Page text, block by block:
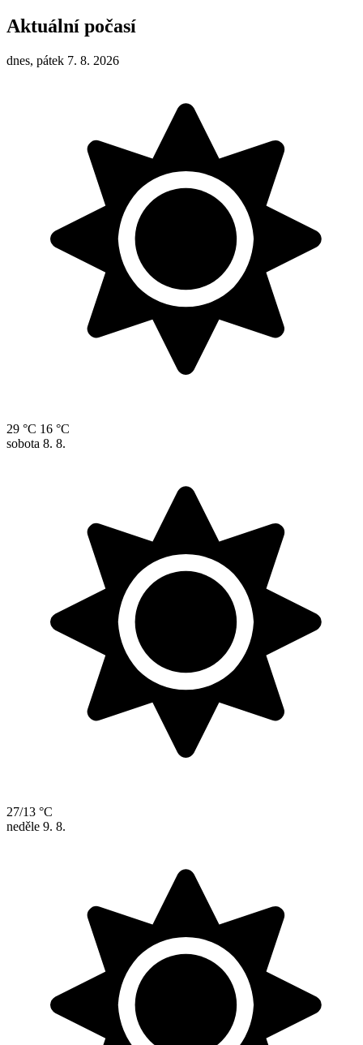
Aktuální počasí
dnes, pátek 7. 8. 2026
29 °C 16 °C
sobota 8. 8.
27/13 °C
neděle 9. 8.